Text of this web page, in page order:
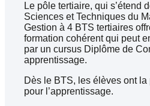
Le pôle tertiaire, qui s’étend
Sciences et Techniques du
Gestion à 4 BTS tertiaires
formation cohérent qui peut
par un cursus Diplôme de
apprentissage.
Dès le BTS, les élèves ont la
pour l’apprentissage.